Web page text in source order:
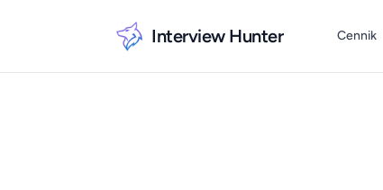
Interview Hunter Cennik